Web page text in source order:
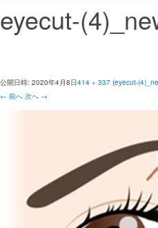
eyecut-
公開日時: 2020年4月8日414 × 337 (eyecut-
← 前へ 次へ →